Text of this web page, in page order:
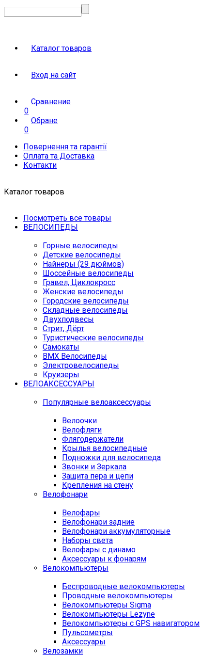
Каталог товаров
Вход на сайт
Сравнение
0
Обране
0
Повернення та гарантії
Оплата та Доставка
Контакти
Каталог товаров
Посмотреть все товары
ВЕЛОСИПЕДЫ
Горные велосипеды
Детские велосипеды
Найнеры (29 дюймов)
Шоссейные велосипеды
Гравел, Циклокросс
Женские велосипеды
Городcкие велосипеды
Складные велосипеды
Двухподвесы
Стрит, Дёрт
Туристические велосипеды
Самокаты
BMX Велосипеды
Электровелосипеды
Круизеры
ВЕЛОАКСЕССУАРЫ
Популярные велоаксессуары
Велоочки
Велофляги
Флягодержатели
Крылья велосипедные
Подножки для велосипеда
Звонки и Зеркала
Защита пера и цепи
Крепления на стену
Велофонари
Велофары
Велофонари задние
Велофонари аккумуляторные
Наборы света
Велофары с динамо
Аксессуары к фонарям
Велокомпьютеры
Беспроводные велокомпьютеры
Проводные велокомпьютеры
Велокомпьютеры Sigma
Велокомпьютеры Lezyne
Велокомпьютеры с GPS навигатором
Пульсометры
Аксессуары
Велозамки